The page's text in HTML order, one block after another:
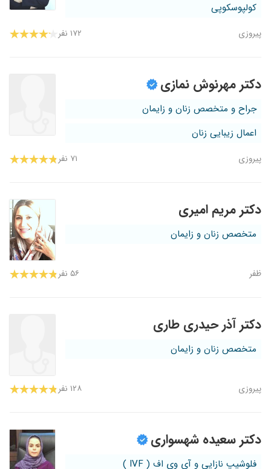
کولپوسکوپی
پیروزی ۱۷۲ نفر
دکتر مهرنوش نمازی
جراح و متخصص زنان و زایمان
اعمال زیبایی زنان
پیروزی ۷۱ نفر
دکتر مریم امیری
متخصص زنان و زایمان
ظفر ۵۶ نفر
دکتر آذر حیدری طاری
متخصص زنان و زایمان
پیروزی ۱۲۸ نفر
دکتر سعیده شهسواری
فلوشیپ نازایی و آی وی اف ( IVF )